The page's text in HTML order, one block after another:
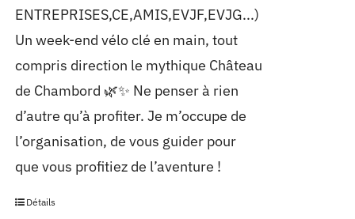
ENTREPRISES,CE,AMIS,EVJF,EVJG...)
Un week-end vélo clé en main, tout
compris direction le mythique Château
de Chambord 🌿✨ Ne penser à rien
d’autre qu’à profiter. Je m’occupe de
l’organisation, de vous guider pour
que vous profitiez de l’aventure !
Détails